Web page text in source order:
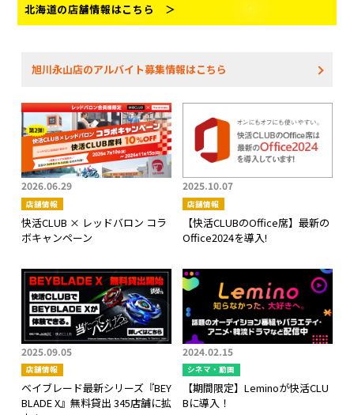
北海道の店舗情報はこちら ＞
旭川永山店のアルバイト募集情報はこちら
2026.06.29
店舗情報
快活CLUB × レッドバロン コラ
ボキャンペーン
2025.10.07
店舗情報
【快活CLUBのOffice席】最新の
Office2024を導入!
2025.09.05
店舗情報
ベイブレード最新シリーズ『BEY
BLADE X』無料貸出 345店舗に拡
2024.02.15
シネマ・動画
【期間限定】Leminoが快活CLU
Bに導入！